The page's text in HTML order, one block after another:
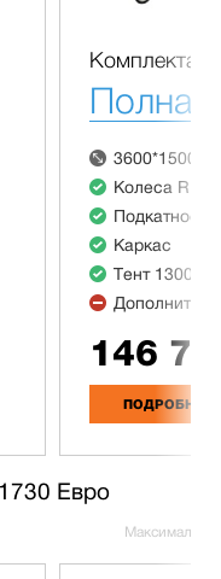
Полная
Колеса R13
Подкатное
Каркас
Тент 1300 мм
146
ПОДРОБНЕЕ
Евро
Максимальная